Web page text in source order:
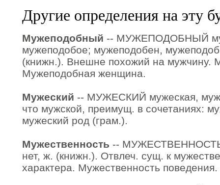
Другие определения на эту
Мужеподобный -- МУЖЕПОДОБНЫЙ
мужеподобое; мужеподобен,
(книжн.). Внешне похожий на мужчину.
Мужеподобная женщина.
Мужеский -- МУЖЕСКИЙ мужеская,
что мужской, преимущ. в сочетаниях:
мужеский род (грам.).
Мужественность -- МУЖЕСТВЕННОСТЬ
нет, ж. (книжн.). Отвлеч. сущ. к
характера. Мужественность поведения.